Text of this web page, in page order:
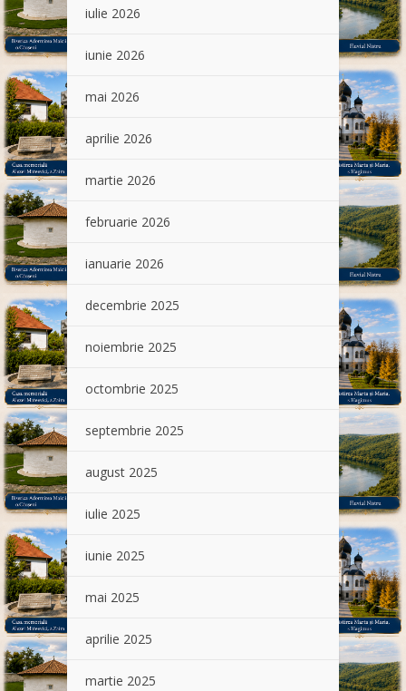
iulie 2026
iunie 2026
mai 2026
aprilie 2026
martie 2026
februarie 2026
ianuarie 2026
decembrie 2025
noiembrie 2025
octombrie 2025
septembrie 2025
august 2025
iulie 2025
iunie 2025
mai 2025
aprilie 2025
martie 2025